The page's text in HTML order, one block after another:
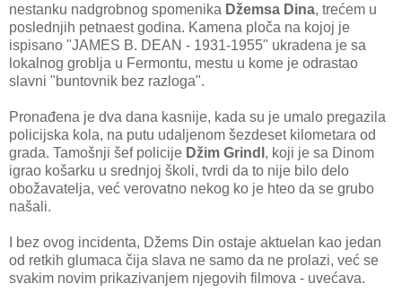
nestanku nadgrobnog spomenika Džemsa Dina, trećem u
poslednjih petnaest godina. Kamena ploča na kojoj je
ispisano "JAMES B. DEAN - 1931-1955" ukradena je sa
lokalnog groblja u Fermontu, mestu u kome je odrastao
slavni "buntovnik bez razloga".
Pronađena je dva dana kasnije, kada su je umalo pregazila
policijska kola, na putu udaljenom šezdeset kilometara od
grada. Tamošnji šef policije Džim Grindl , koji je sa Dinom
igrao košarku u srednjoj školi, tvrdi da to nije bilo delo
obožavatelja, već verovatno nekog ko je hteo da se grubo
našali.
I bez ovog incidenta, Džems Din ostaje aktuelan kao jedan
od retkih glumaca čija slava ne samo da ne prolazi, već se
svakim novim prikazivanjem njegovih filmova - uvećava.